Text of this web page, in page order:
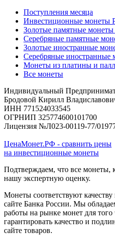
Поступления месяца
Инвестиционные монеты
Золотые памятные
Серебряные памятные
Золотые иностранные
Серебряные иностранные
Монеты из платины и
Все монеты
Индивидуальный
Бродовой Кирилл
ИНН 771524033545
ОГРНИП 325774600101700
Лицензия №Л023-00119-77/
ЦенаМонет.РФ - сравнить цены
на инвестиционные монеты
Подтверждаем, что все
нашу экспертную оценку.
Монеты соответствуют
сайте Банка России. Мы
работы на рынке монет для
гарантировать качество и
сайте товаров.